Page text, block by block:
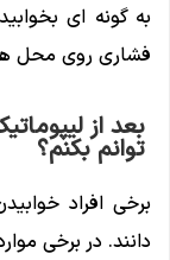
به گونه ای
فشاری روی محل
بعد از
توانم بکنم؟
برخی افراد
دانند. در برخی